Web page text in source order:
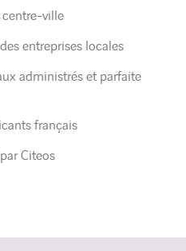
centre-ville
entreprises locales
administrés et parfaite
français
Citeos